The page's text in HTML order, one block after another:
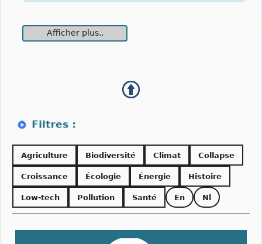
Afficher plus..
Agriculture Biodiversité Climat Collapse
Croissance Écologie Énergie Histoire
Low-tech Pollution Santé En Nl